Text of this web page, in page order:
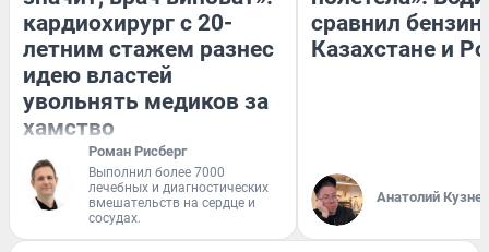
кардиохирург с 20-
летним стажем разнес
идею властей
увольнять медиков за
хамство
Роман Рисберг
Выполнил более 7000
лечебных и диагностических
вмешательств на сердце и
сосудах.
сравнил бензин
Казахстане и
Анатолий